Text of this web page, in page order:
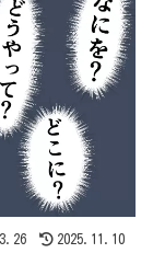
2025.11.10